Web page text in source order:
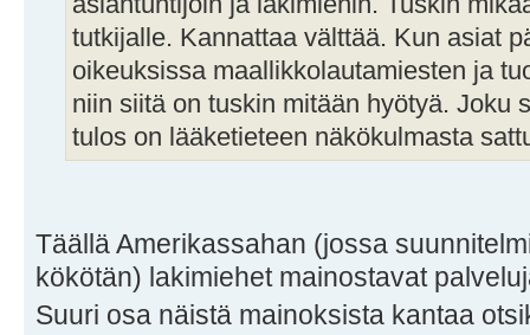
tutkijalle. Kannattaa välttää. Kun asiat
oikeuksissa maallikkolautamiesten ja
niin siitä on tuskin mitään hyötyä. Joku
tulos on lääketieteen näkökulmasta
Täällä Amerikassahan (jossa
kökötän) lakimiehet mainostavat
Suuri osa näistä mainoksista kantaa